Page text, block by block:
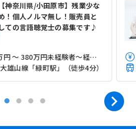
【神奈川県/小田原市】残業少な
！個人ノルマ無し！販売員と
しての言語聴覚士の募集です♪
【年収】330万円 ～ 380万円未経験者～経験者モデル
雄山線「緑町駅」（徒歩4分）